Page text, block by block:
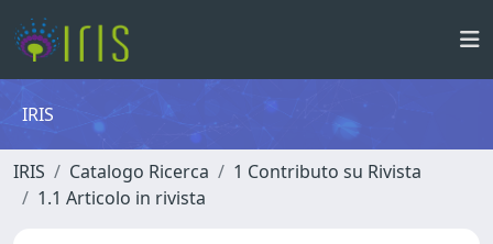
IRIS
IRIS Catalogo Ricerca
1 Contributo su Rivista
1.1 Articolo in rivista